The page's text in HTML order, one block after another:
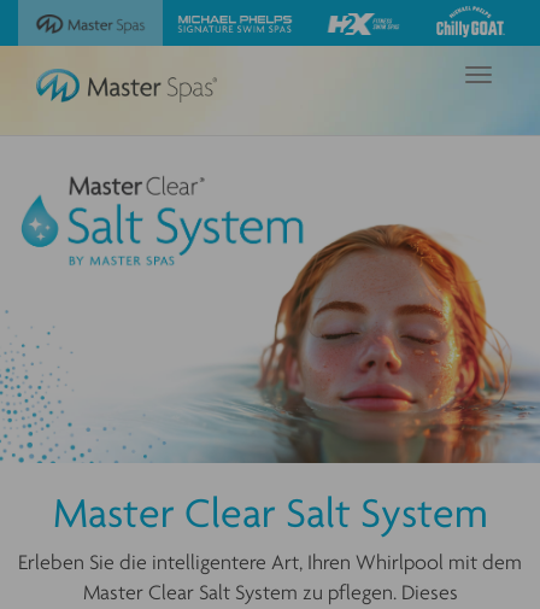
Besuchen
Website
Master
Sie
Website
Michael
Swim
Spas
Besuchen
Sehen
Sie
Michael
Master
Spas
Navigation
Master Clear Salt System
Erleben Sie die intelligentere Art, Ihren Whirlpool mit dem
Master Clear Salt System zu pflegen. Dieses